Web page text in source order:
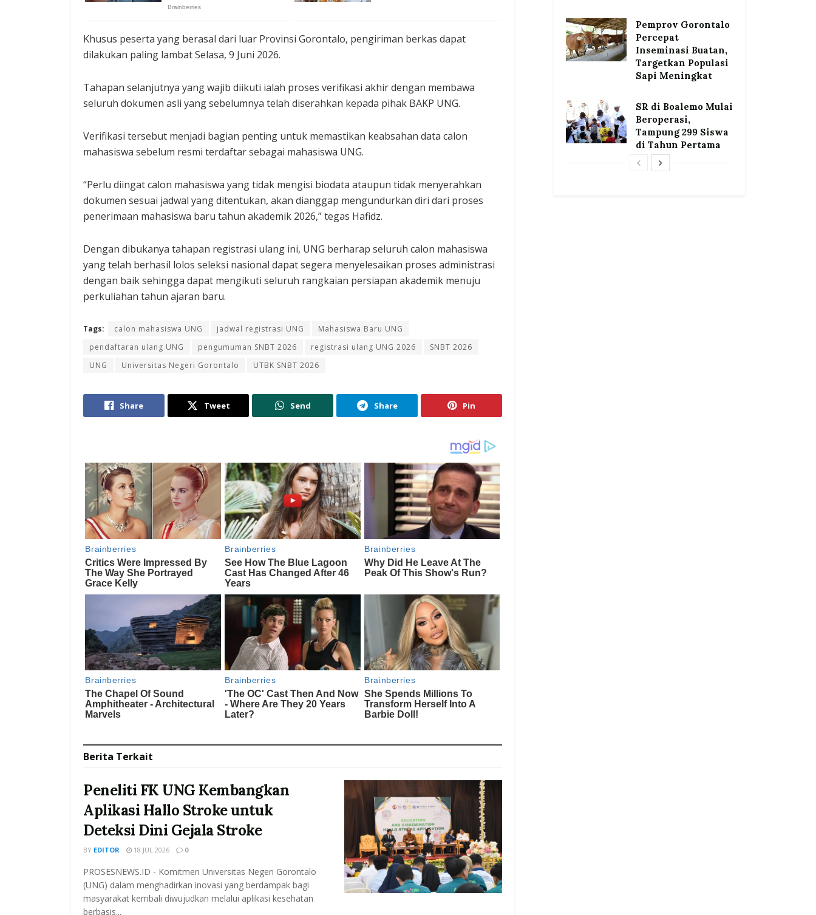
Khusus peserta yang berasal dari luar Provinsi Gorontalo, pengiriman berkas dapat
dilakukan paling lambat Selasa, 9 Juni 2026.
Tahapan selanjutnya yang wajib diikuti ialah proses verifikasi akhir dengan membawa
seluruh dokumen asli yang sebelumnya telah diserahkan kepada pihak BAKP UNG.
Verifikasi tersebut menjadi bagian penting untuk memastikan keabsahan data calon
mahasiswa sebelum resmi terdaftar sebagai mahasiswa UNG.
“Perlu diingat calon mahasiswa yang tidak mengisi biodata ataupun tidak menyerahkan
dokumen sesuai jadwal yang ditentukan, akan dianggap mengundurkan diri dari proses
penerimaan mahasiswa baru tahun akademik 2026,” tegas Hafidz.
Dengan dibukanya tahapan registrasi ulang ini, UNG berharap seluruh calon mahasiswa
yang telah berhasil lolos seleksi nasional dapat segera menyelesaikan proses administrasi
dengan baik sehingga dapat mengikuti seluruh rangkaian persiapan akademik menuju
perkuliahan tahun ajaran baru.
Tags: calon mahasiswa UNG jadwal registrasi UNG
Mahasiswa Baru UNG
pendaftaran ulang UNG
pengumuman SNBT 2026 registrasi ulang UNG 2026
SNBT 2026
UNG
Universitas Negeri Gorontalo UTBK SNBT 2026
Share Tweet Send Share Pin
Berita Terkait
Peneliti FK UNG Kembangkan
Aplikasi Hallo Stroke untuk
Deteksi Dini Gejala Stroke
BY EDITOR 18 JUL 2026 0
PROSESNEWS.ID - Komitmen Universitas Negeri Gorontalo
(UNG) dalam menghadirkan inovasi yang berdampak bagi
masyarakat kembali diwujudkan melalui aplikasi kesehatan
berbasis...
Pemprov Gorontalo
Percepat
Inseminasi Buatan,
Targetkan Populasi
Sapi Meningkat
SR di Boalemo Mulai
Beroperasi,
Tampung 299 Siswa
di Tahun Pertama